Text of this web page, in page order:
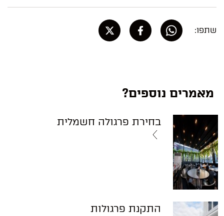
שתפו:
מאמרים נוספים?
בחירת פרגולה חשמלית
התקנת פרגולות